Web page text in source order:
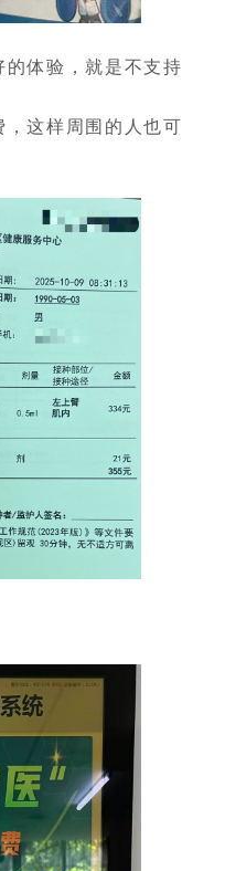
体验，就是不支持
这样周围的人也可